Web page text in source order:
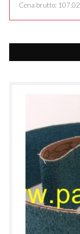
Cena brutto: 107.02